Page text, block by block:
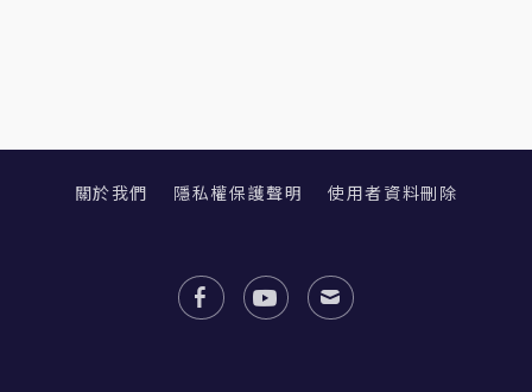
關於我們 隱私權保護聲明 使用者資料刪除